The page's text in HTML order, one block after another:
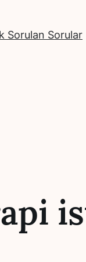
Sorulan Sorular